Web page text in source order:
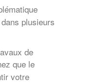
plusieurs
de
que le
votre